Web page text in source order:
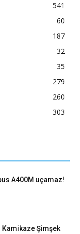
541
60
187
32
35
279
260
303
A400M uçamaz!
Kamikaze Şimşek